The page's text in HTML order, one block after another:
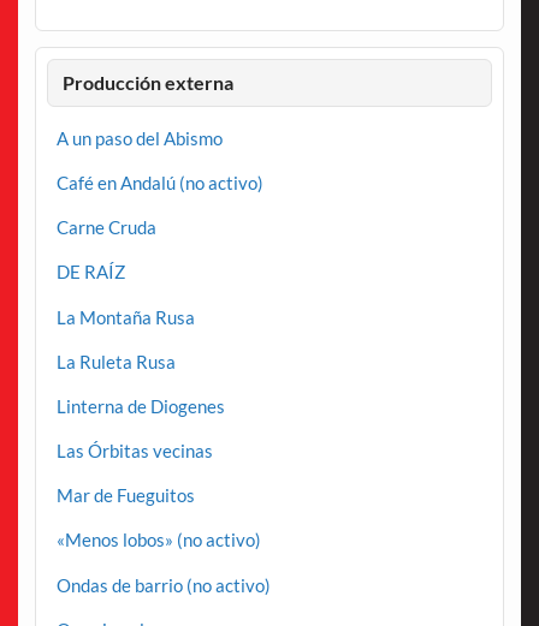
Producción externa
A un paso del Abismo
Café en Andalú (no activo)
Carne Cruda
DE RAÍZ
La Montaña Rusa
La Ruleta Rusa
Linterna de Diogenes
Las Órbitas vecinas
Mar de Fueguitos
«Menos lobos» (no activo)
Ondas de barrio (no activo)